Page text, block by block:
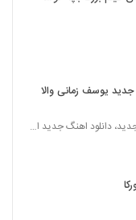
یوسف زمانی والا
دانلود آهنگ جدید، دانلود اهنگ جدید ایرانی